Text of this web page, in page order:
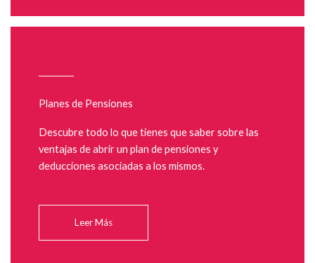
Planes de Pensiones
Descubre todo lo que tienes que saber sobre las
ventajas de abrir un plan de pensiones y
deducciones asociadas a los mismos.
Leer Más